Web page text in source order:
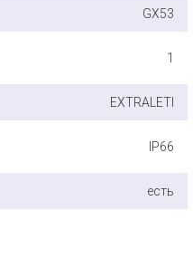
GX53
1
EXTRALETI
IP66
есть